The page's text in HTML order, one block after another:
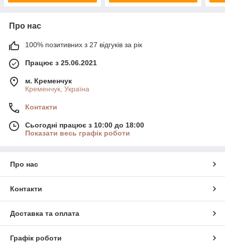
Про нас
100% позитивних з 27 відгуків за рік
Працює з 25.06.2021
м. Кременчук
Кременчук, Україна
Контакти
Сьогодні працює з 10:00 до 18:00
Показати весь графік роботи
Про нас
Контакти
Доставка та оплата
Графік роботи